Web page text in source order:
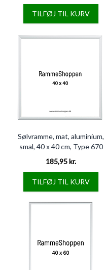
TILFØJ TIL KURV
Sølvramme, mat, aluminium,
smal, 40 x 40 cm, Type 670
185,95 kr.
TILFØJ TIL KURV